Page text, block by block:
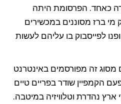
כאחד. הפרסומת היתה
4 שמשווק מי ברז מסוננים במכשירים
לפייסבוק בו עליהם לעשות
מסוג זה מפורסמים באינטרנט
הקמפיין שודר בפריים טיים
נהדרת וטלוויזיה במיטבה.